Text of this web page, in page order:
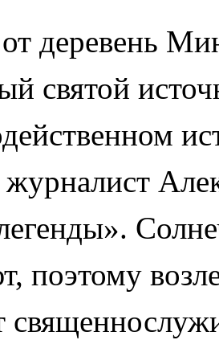
деревень
святой
поэтому